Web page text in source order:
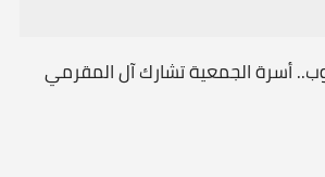
أسرة الجمعية تشارك آل المقرمي